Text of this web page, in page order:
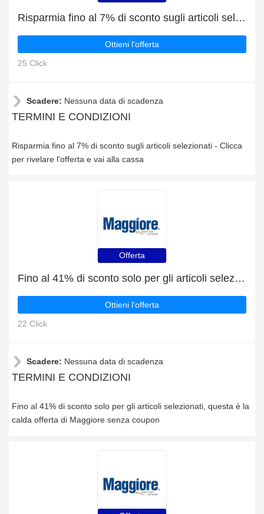
Risparmia fino al 7% di sconto sugli articoli selezionati
Ottieni l'offerta
25 Click
Scadere: Nessuna data di scadenza
TERMINI E CONDIZIONI
Risparmia fino al 7% di sconto sugli articoli selezionati - Clicca
per rivelare l'offerta e vai alla cassa
Offerta
Fino al 41% di sconto solo per gli articoli selezionati
Ottieni l'offerta
22 Click
Scadere: Nessuna data di scadenza
TERMINI E CONDIZIONI
Fino al 41% di sconto solo per gli articoli selezionati, questa è la
calda offerta di Maggiore senza coupon